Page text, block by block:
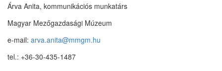
Árva Anita, kommunikációs munkatárs
Magyar Mezőgazdasági Múzeum
e-mail: arva.anita@mmgm.hu
tel.: +36-30-435-1487